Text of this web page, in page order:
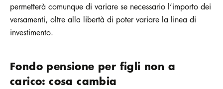
permetterà comunque di variare se necessario l’importo dei
versamenti, oltre alla libertà di poter variare la linea di
investimento.
Fondo pensione per figli non a
carico: cosa cambia